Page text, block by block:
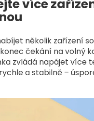
více
několik zařízení
čekání na volný
zvládá napájet více
a stabilně –